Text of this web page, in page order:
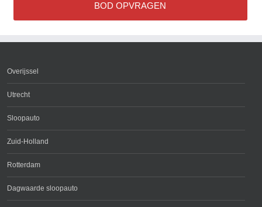
BOD OPVRAGEN
Overijssel
Utrecht
Sloopauto
Zuid-Holland
Rotterdam
Dagwaarde sloopauto